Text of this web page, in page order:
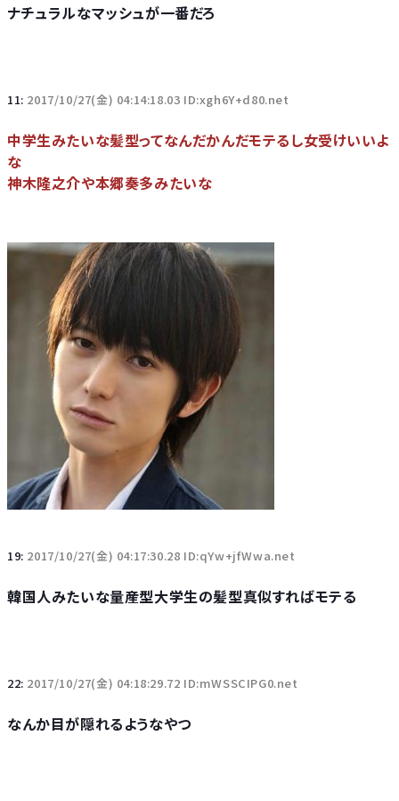
ナチュラルなマッシュが一番だろ
11: 2017/10/27(金) 04:14:18.03 ID:xgh6Y+d80.net
中学生みたいな髪型ってなんだかんだモテるし女受けいいよ
な
神木隆之介や本郷奏多みたいな
19: 2017/10/27(金) 04:17:30.28 ID:qYw+jfWwa.net
韓国人みたいな量産型大学生の髪型真似すればモテる
22: 2017/10/27(金) 04:18:29.72 ID:mWSSCIPG0.net
なんか目が隠れるようなやつ